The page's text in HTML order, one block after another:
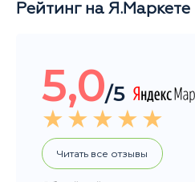
Рейтинг на Я.Маркете
5,0/5
Читать все отзывы